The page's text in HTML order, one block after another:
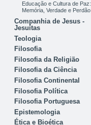
Educação e Cultura de Paz:
Memória, Verdade e Perdão
Companhia de Jesus -
Jesuítas
Teologia
Filosofia
Filosofia da Religião
Filosofia da Ciência
Filosofia Continental
Filosofia Política
Filosofia Portuguesa
Epistemologia
Ética e Bioética